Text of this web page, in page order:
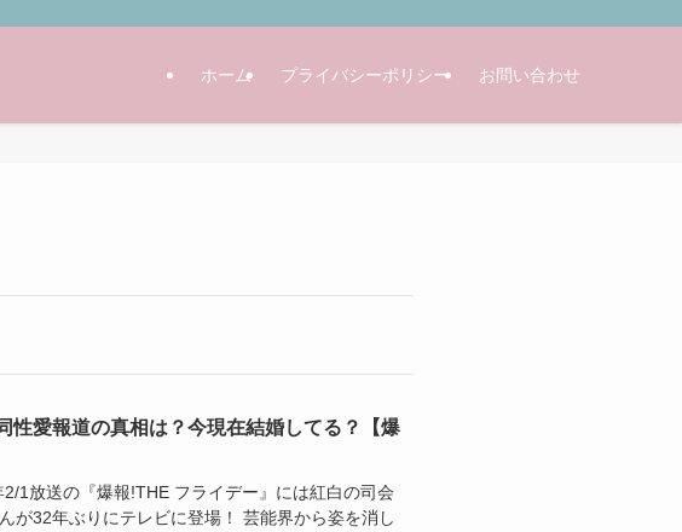
ホーム プライバシーポリシー お問い合わせ
性愛報道の真相は？今現在結婚してる？【爆
1放送の『爆報!THE フライデー』には紅白の司会
が32年ぶりにテレビに登場！ 芸能界から姿を消し